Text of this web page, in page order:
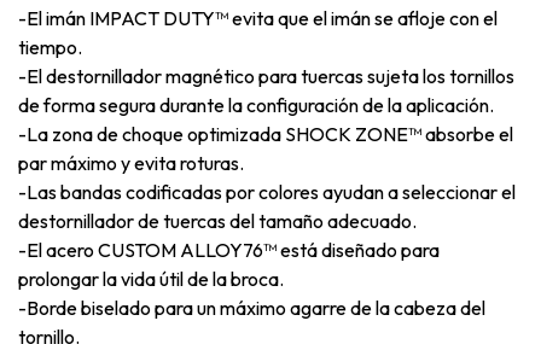
-El imán IMPACT DUTY™ evita que el imán se afloje con el
tiempo.
-El destornillador magnético para tuercas sujeta los tornillos
de forma segura durante la configuración de la aplicación.
-La zona de choque optimizada SHOCK ZONE™ absorbe el
par máximo y evita roturas.
-Las bandas codificadas por colores ayudan a seleccionar el
destornillador de tuercas del tamaño adecuado.
-El acero CUSTOM ALLOY76™ está diseñado para
prolongar la vida útil de la broca.
-Borde biselado para un máximo agarre de la cabeza del
tornillo.